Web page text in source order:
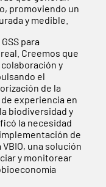
promoviendo un
y medible.
para
Creemos que
y
el
de la
experiencia en
biodiversidad y
la necesidad
de
una solución
y monitorear